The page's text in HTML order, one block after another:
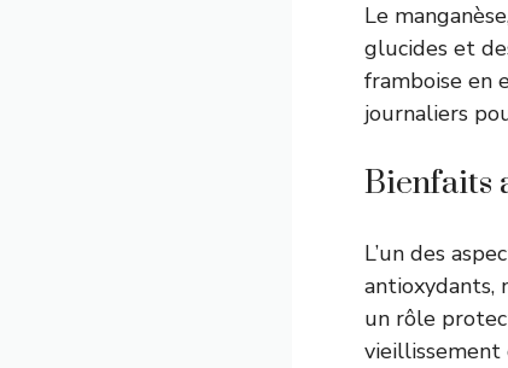
Le
glucides et
framboise en
journaliers
Bienfaits
L’un des
antioxydants,
un rôle
vieillissement